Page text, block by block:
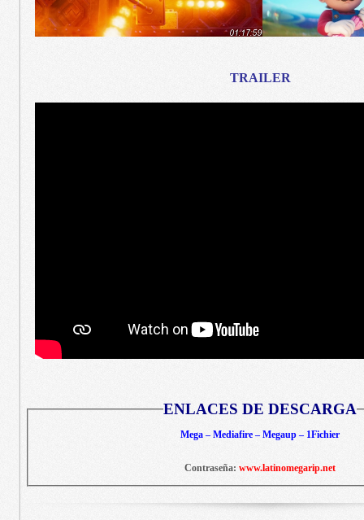
TRAILER
ENLACES DE DESCARGA
Mega – Mediafire – Megaup – 1Fichier
Contraseña: www.latinomegarip.net